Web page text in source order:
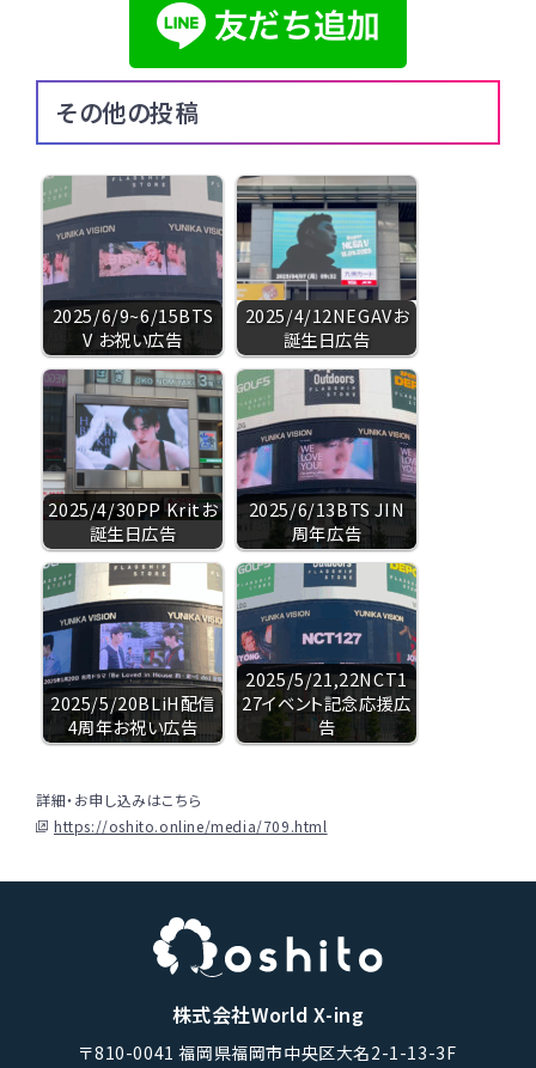
その他の投稿
2025/6/9~6/15BTS
V お祝い広告
2025/4/12NEGAVお
誕生日広告
2025/4/30PP Kritお
誕生日広告
2025/6/13BTS JIN
周年広告
2025/5/20BLiH配信
4周年お祝い広告
2025/5/21,22NCT1
27イベント記念応援広
告
詳細・お申し込みはこちら
https://oshito.online/media/709.html
株式会社World X-ing
〒810-0041 福岡県福岡市中央区大名2-1-13-3F